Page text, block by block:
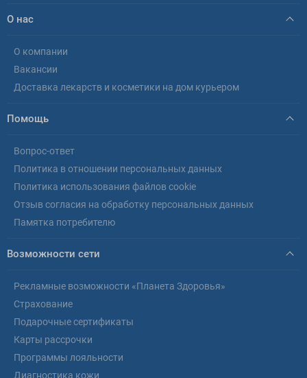
О нас
О компании
Вакансии
Доставка лекарств и косметики на дом курьером
Помощь
Вопрос-ответ
Политика в отношении персональных данных
Политика использования файлов cookie
Отзыв согласия на обработку персональных данных
Памятка потребителю
Возможности сети
Рекламные возможности «Планета Здоровья»
Страхование
Подарочные сертификаты
Карты рассрочки
Программы лояльности
Диагностика кожи